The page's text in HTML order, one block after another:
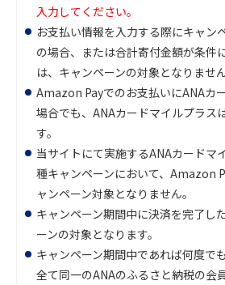
入力してください。
お支払い情報を入力する際にキャン
の場合、または合計寄付金額が条件
は、キャンペーンの対象となりません
Amazon Payでのお支払いにANAカ
場合でも、ANAカードマイルプラス
す。
当サイトにて実施するANAカードマ
種キャンペーンにおいて、Amazon
ャンペーン対象となりません。
キャンペーン期間中に決済を完了し
ーンの対象となります。
キャンペーン期間中であれば何度で
全て同一のANAのふるさと納税の会